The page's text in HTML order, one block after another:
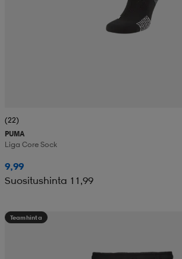
(22)
PUMA
Liga Core Sock
9,99
Suositushinta 11,99
Teamhinta